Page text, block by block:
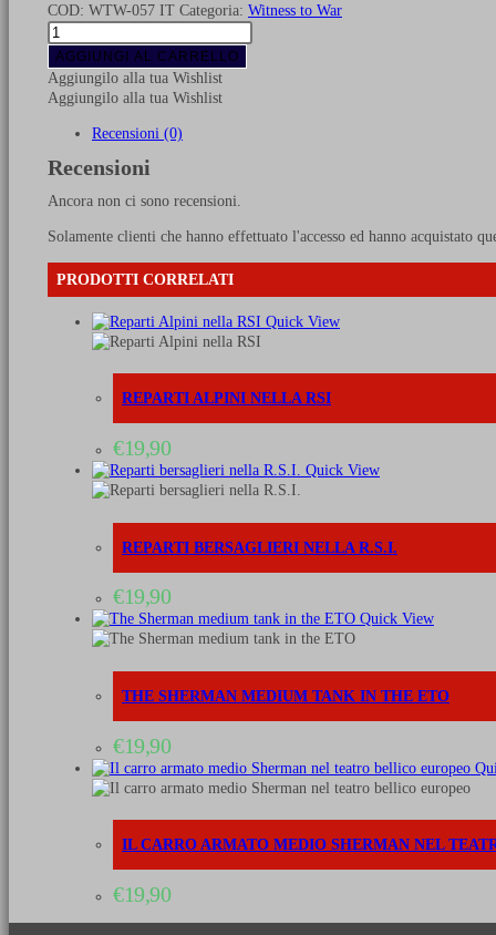
COD: WTW-057 IT Categoria: Witness to War
La
Polizia
Repubblicana
1943-
1945
quantità
AGGIUNGI AL CARRELLO
Aggiungilo alla tua Wishlist
Aggiungilo alla tua Wishlist
Recensioni (0)
Recensioni
Ancora non ci sono recensioni.
Solamente clienti che hanno effettuato l'accesso ed hanno acquistato
PRODOTTI CORRELATI
Quick View
REPARTI ALPINI NELLA RSI
€19,90
Quick View
REPARTI BERSAGLIERI NELLA R.S.I.
€19,90
Quick View
THE SHERMAN MEDIUM TANK IN THE ETO
€19,90
IL CARRO ARMATO MEDIO SHERMAN NEL
€19,90